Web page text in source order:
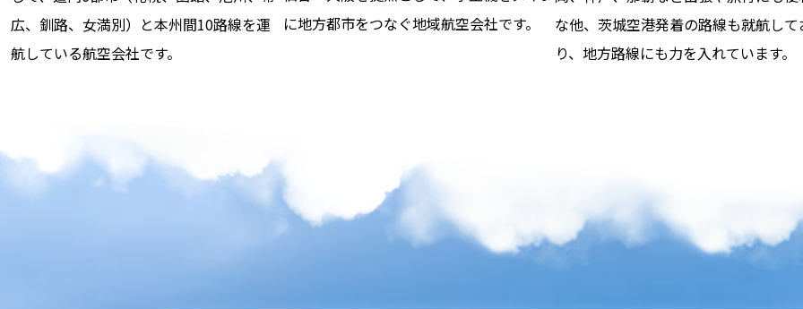
広、釧路、女満別）と本州間10路線を運
航している航空会社です。
に地方都市をつなぐ地域航空会社です。
な他、茨城空港発着の路線も就航して
り、地方路線にも力を入れています。